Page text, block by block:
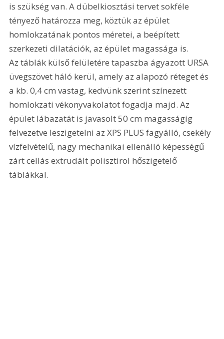
is szükség van. A dübelkiosztási tervet sokféle
tényező határozza meg, köztük az épület
homlokzatának pontos méretei, a beépített
szerkezeti dilatációk, az épület magassága is.
Az táblák külső felületére tapaszba ágyazott URSA
üvegszövet háló kerül, amely az alapozó réteget és
a kb. 0,4 cm vastag, kedvünk szerint színezett
homlokzati vékonyvakolatot fogadja majd. Az
épület lábazatát is javasolt 50 cm magasságig
felvezetve leszigetelni az XPS PLUS fagyálló, csekély
vízfelvételű, nagy mechanikai ellenálló képességű
zárt cellás extrudált polisztirol hőszigetelő
táblákkal.